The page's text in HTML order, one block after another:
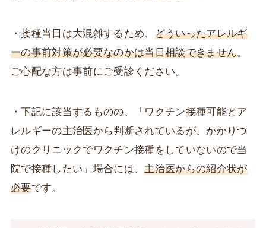
・接種当日は大混雑するため、 どういったアレルギ
ーの事前対策が必要なのかは当日相談できません。
ご心配な方は事前にご受診ください。
・下記に該当するものの、「ワクチン接種可能とア
レルギーの主治医から判断されているが、かかりつ
けのクリニックでワクチン接種をしていないので当
院で接種したい」場合には、主治医からの紹介状が
必要です。